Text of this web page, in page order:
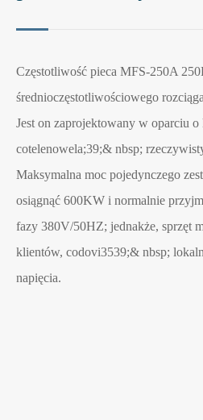
Częstotliwość pieca MFS-250A
średnioczęstotliwościowego
Jest on zaprojektowany w oparciu o
cotelenowela;39;& nbsp;
Maksymalna moc pojedynczego
osiągnąć 600KW i normalnie
fazy 380V/50HZ; jednakże, sprzęt
klientów, codovi3539;& nbsp;
napięcia.